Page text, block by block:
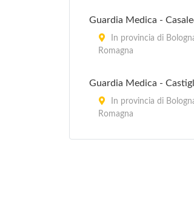
Guardia Medica -
In provincia di
Romagna
Guardia Medica -
In provincia di
Romagna